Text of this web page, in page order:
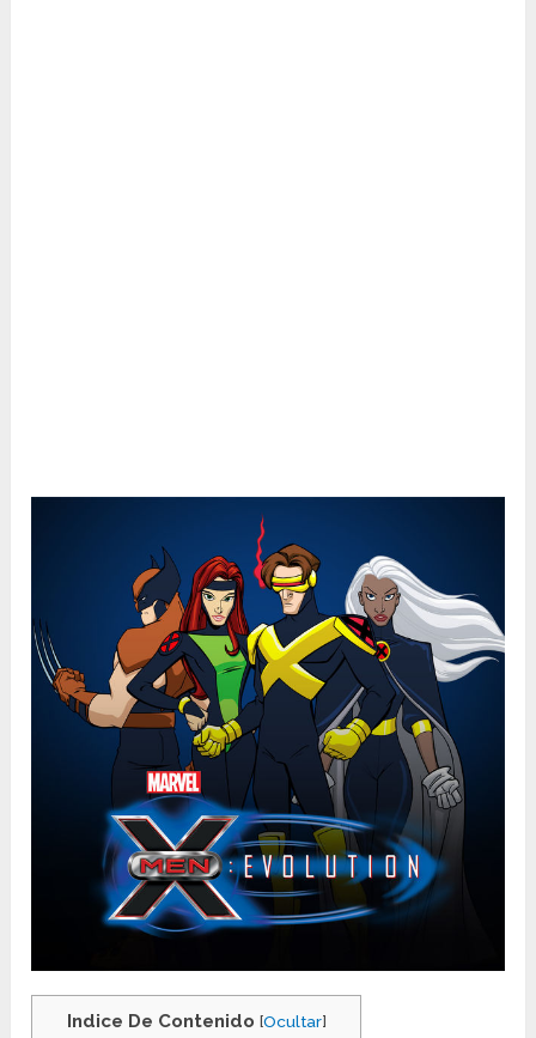
Indice De Contenido [Ocultar]